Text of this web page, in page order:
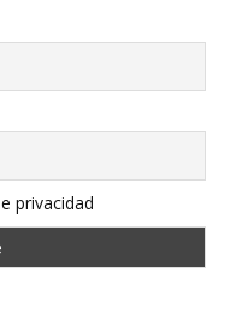
privacidad